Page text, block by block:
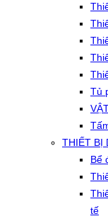
Tủ
THIẾT BỊ
Bể
tế